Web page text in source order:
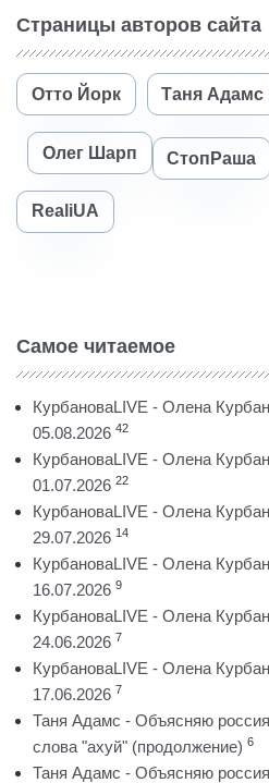
Страницы авторов сайта
Отто Йорк Таня Адамс
Олег Шарп СтопРаша
RealiUA
Самое читаемое
КурбановаLIVE - Олена
05.08.2026 42
КурбановаLIVE - Олена
01.07.2026 22
КурбановаLIVE - Олена
29.07.2026 14
КурбановаLIVE - Олена
16.07.2026 9
КурбановаLIVE - Олена
24.06.2026 7
КурбановаLIVE - Олена
17.06.2026 7
Таня Адамс - Объясняю
слова "ахуй" (продолжение) 6
Таня Адамс - Объясняю